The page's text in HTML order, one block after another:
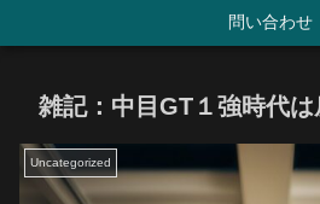
問い合わせ
雑記：中目GT１強時代は
Uncategorized